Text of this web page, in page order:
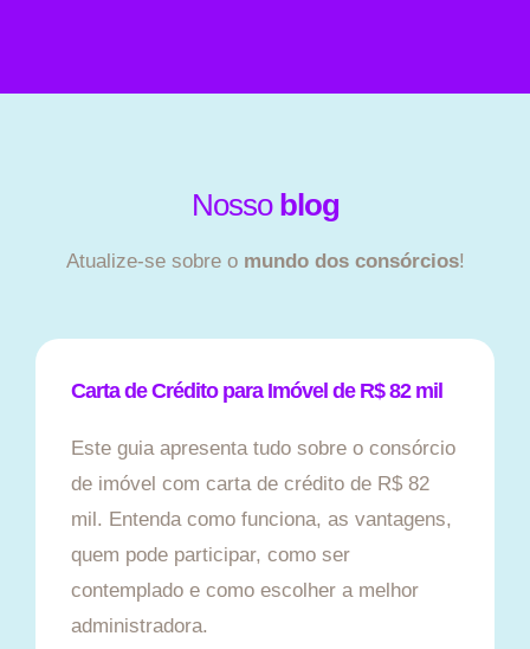
Nosso blog
Atualize-se sobre o mundo dos consórcios!
Carta de Crédito para Imóvel de R$ 82 mil
Este guia apresenta tudo sobre o consórcio
de imóvel com carta de crédito de R$ 82
mil. Entenda como funciona, as vantagens,
quem pode participar, como ser
contemplado e como escolher a melhor
administradora.